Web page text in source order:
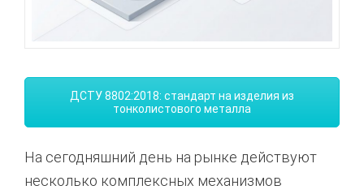
ДСТУ 8802:2018: стандарт на изделия из
тонколистового металла
На сегодняшний день на рынке действуют
несколько комплексных механизмов